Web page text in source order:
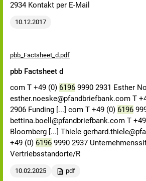
2934 Kontakt per E-Mail
10.12.2017
pbb_Factsheet_d.pdf
pbb Factsheet d
com T +49 (0) 6196 9990 2931 Esther
esther.noeske@pfandbriefbank.com T
2906 Funding [...] com T +49 (0) 6196
bettina.boell@pfandbriefbank.com T
Bloomberg [...] Thiele
+49 (0) 6196 9990 2937
Vertriebsstandorte/R
10.02.2025 pdf